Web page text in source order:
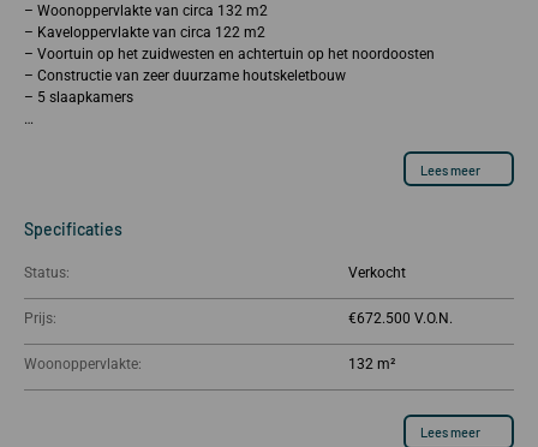
– Woonoppervlakte van circa 132 m2
– Kaveloppervlakte van circa 122 m2
– Voortuin op het zuidwesten en achtertuin op het noordoosten
– Constructie van zeer duurzame houtskeletbouw
– 5 slaapkamers
…
Lees meer
Specificaties
Status: Verkocht
Prijs: €672.500
Woonoppervlakte: 132 m²
Lees meer